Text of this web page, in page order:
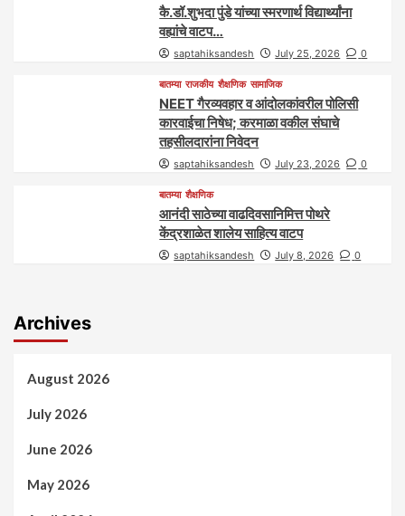
कै.डॉ.शुभदा पुंडे यांच्या स्मरणार्थ विद्यार्थ्यांना
वह्यांचे वाटप…
saptahiksandesh July 25, 2026 0
बातम्या राजकीय शैक्षणिक सामाजिक
NEET गैरव्यवहार व आंदोलकांवरील पोलिसी
कारवाईचा निषेध; करमाळा वकील संघाचे
तहसीलदारांना निवेदन
saptahiksandesh July 23, 2026 0
बातम्या शैक्षणिक
आनंदी साठेच्या वाढदिवसानिमित्त पोथरे
केंद्रशाळेत शालेय साहित्य वाटप
saptahiksandesh July 8, 2026 0
Archives
August 2026
July 2026
June 2026
May 2026